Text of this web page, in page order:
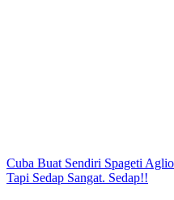
Post
navigation
Cuba Buat Sendiri Spageti
Tapi Sedap Sangat. Sedap!!